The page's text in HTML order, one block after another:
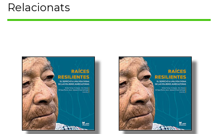
Relacionats